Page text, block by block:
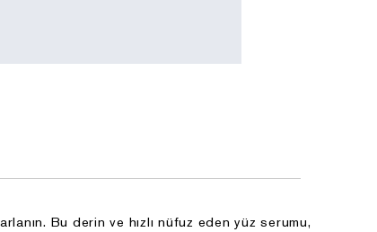
Bu derin ve hızlı nüfuz eden yüz serumu,